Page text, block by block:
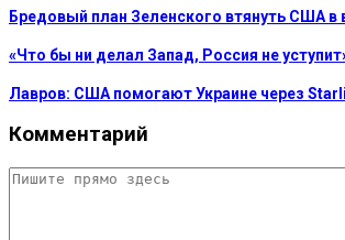
Бредовый план Зеленского втянуть США в
«Что бы ни делал Запад, Россия не
Лавров: США помогают Украине через
Комментарий